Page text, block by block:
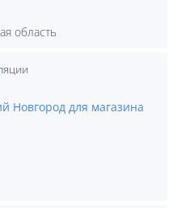
область
Новгород для магазина